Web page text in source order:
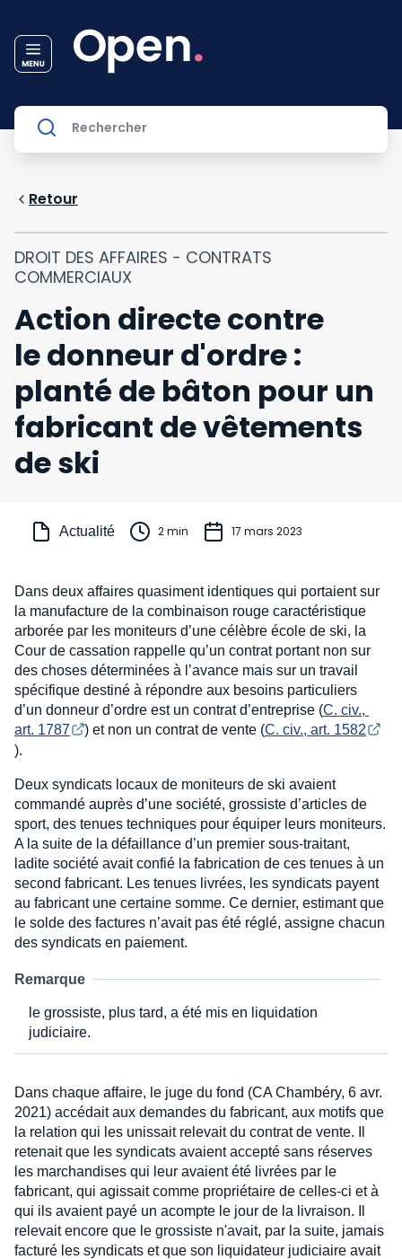
Retour
DROIT DES AFFAIRES - CONTRATS
COMMERCIAUX
Action directe contre
le donneur d'ordre :
planté de bâton pour un
fabricant de vêtements
de ski
Actualité 2 min 17 mars 2023
Dans deux affaires quasiment identiques qui portaient sur
la manufacture de la combinaison rouge caractéristique
arborée par les moniteurs d’une célèbre école de ski, la
Cour de cassation rappelle qu’un contrat portant non sur
des choses déterminées à l’avance mais sur un travail
spécifique destiné à répondre aux besoins particuliers
d’un donneur d’ordre est un contrat d’entreprise (C. civ.,
art. 1787
) et non un contrat de vente (C. civ., art. 1582
).
Deux syndicats locaux de moniteurs de ski avaient
commandé auprès d’une société, grossiste d’articles de
sport, des tenues techniques pour équiper leurs moniteurs.
A la suite de la défaillance d’un premier sous-traitant,
ladite société avait confié la fabrication de ces tenues à un
second fabricant. Les tenues livrées, les syndicats payent
au fabricant une certaine somme. Ce dernier, estimant que
le solde des factures n’avait pas été réglé, assigne chacun
des syndicats en paiement.
Remarque
le grossiste, plus tard, a été mis en liquidation
judiciaire.
Dans chaque affaire, le juge du fond (CA Chambéry, 6 avr.
2021) accédait aux demandes du fabricant, aux motifs que
la relation qui les unissait relevait du contrat de vente. Il
retenait que les syndicats avaient accepté sans réserves
les marchandises qui leur avaient été livrées par le
fabricant, qui agissait comme propriétaire de celles-ci et à
qui ils avaient payé un acompte le jour de la livraison. Il
relevait encore que le grossiste n'avait, par la suite, jamais
facturé les syndicats et que son liquidateur judiciaire avait